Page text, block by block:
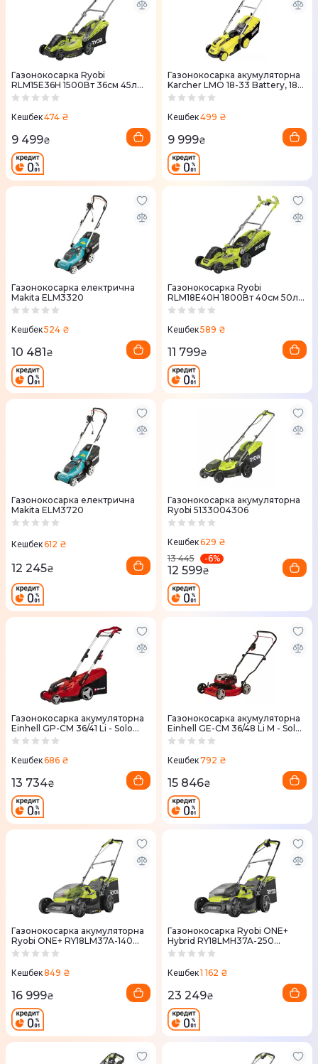
Газонокосарка Ryobi
RLM15E36H 1500Вт 36см 45л
20-70мм EasyEdge
Кешбек474 ₴
9 499₴
Газонокосарка акумуляторна
Karcher LMO 18-33 Battery, 18V
33см без АКБ та ЗП
Кешбек499 ₴
9 999₴
Газонокосарка електрична
Makita ELM3320
Кешбек524 ₴
10 481₴
Газонокосарка Ryobi
RLM18E40H 1800Вт 40см 50л
20-70мм EasyEdge
Кешбек589 ₴
11 799₴
Газонокосарка електрична
Makita ELM3720
Кешбек612 ₴
12 245₴
Газонокосарка акумуляторна
Ryobi 5133004306
Кешбек629 ₴
13 445
-6%
12 599₴
Газонокосарка акумуляторна
Einhell GP-CM 36/41 Li - Solo
PXC 36В без АКБ та ЗП
Кешбек686 ₴
13 734₴
Газонокосарка акумуляторна
Einhell GE-CM 36/48 Li M - Solo
PXC 36V 48см без АКБ та ЗП/
Кешбек792 ₴
15 846₴
Газонокосарка акумуляторна
Ryobi ONE+ RY18LM37A-140
5133004578
Кешбек849 ₴
16 999₴
Газонокосарка Ryobi ONE+
Hybrid RY18LMH37A-250
5133004583
Кешбек1 162 ₴
23 249₴